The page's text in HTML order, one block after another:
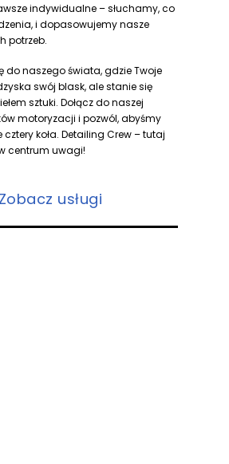
indywidualne – słuchamy, co
i dopasowujemy nasze
potrzeb.
do naszego świata, gdzie Twoje
swój blask, ale stanie się
sztuki. Dołącz do naszej
motoryzacji i pozwól, abyśmy
cztery koła. Detailing Crew – tutaj
centrum uwagi!
Zobacz usługi